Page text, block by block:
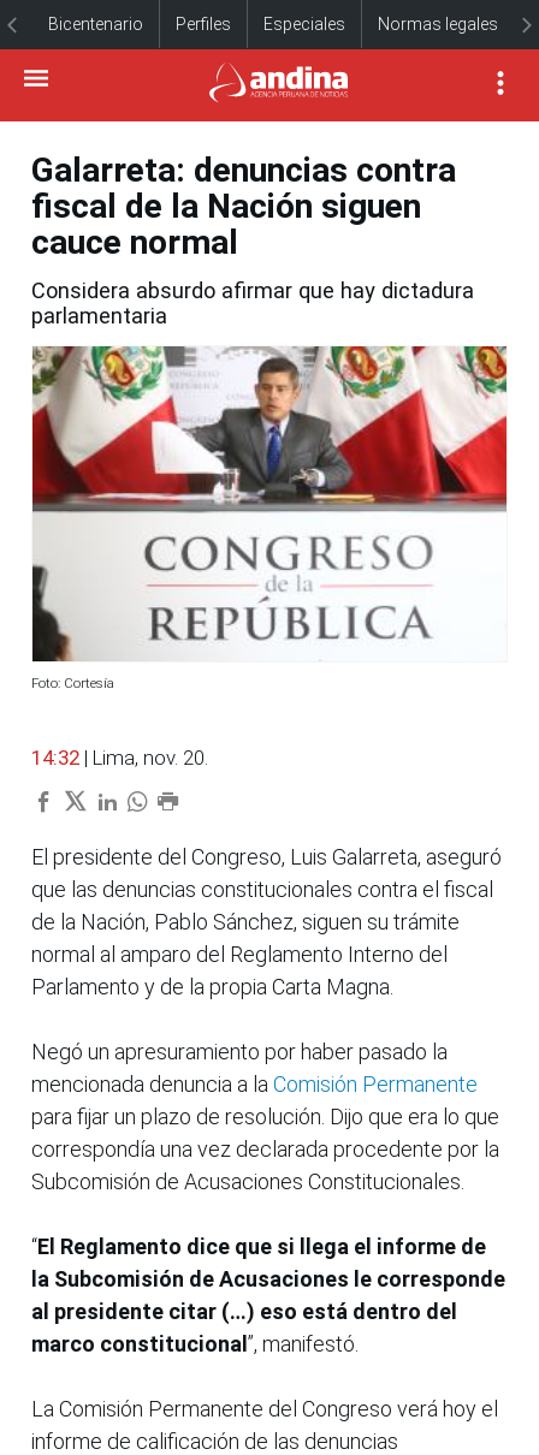
Bicentenario Perfiles Especiales Normas legales
Galarreta: denuncias contra
fiscal de la Nación siguen
cauce normal
Considera absurdo afirmar que hay dictadura
parlamentaria
Foto: Cortesía
14:32 | Lima, nov. 20.
El presidente del Congreso, Luis Galarreta, aseguró
que las denuncias constitucionales contra el fiscal
de la Nación, Pablo Sánchez, siguen su trámite
normal al amparo del Reglamento Interno del
Parlamento y de la propia Carta Magna.
Negó un apresuramiento por haber pasado la
mencionada denuncia a la Comisión Permanente
para fijar un plazo de resolución. Dijo que era lo que
correspondía una vez declarada procedente por la
Subcomisión de Acusaciones Constitucionales.
“El Reglamento dice que si llega el informe de
la Subcomisión de Acusaciones le corresponde
al presidente citar (…) eso está dentro del
marco constitucional ”, manifestó.
La Comisión Permanente del Congreso verá hoy el
informe de calificación de las denuncias